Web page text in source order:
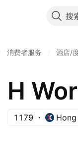
搜
消费者服务 酒店/
H
1179